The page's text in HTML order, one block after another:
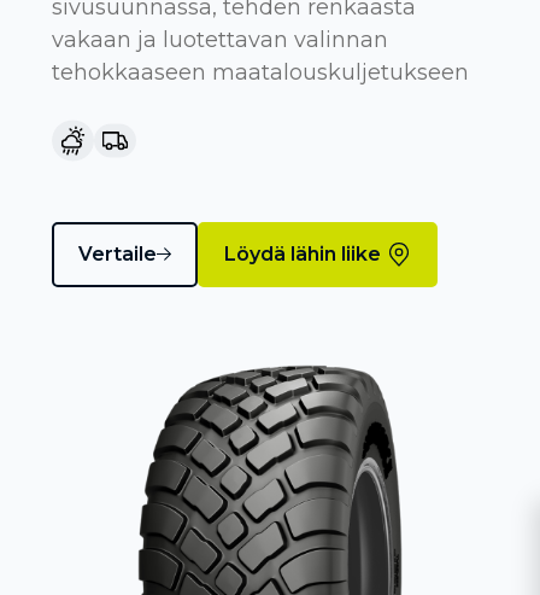
sivusuunnassa, tehden renkaasta
vakaan ja luotettavan valinnan
tehokkaaseen maatalouskuljetukseen
Vertaile Löydä lähin liike